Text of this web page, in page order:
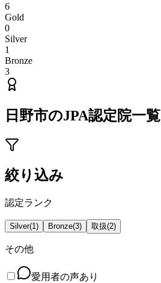
6
Gold
0
Silver
1
Bronze
3
日野市のJPA認定院一覧
絞り込み
認定ランク
Silver(1) Bronze(3) 取扱(2)
その他
愛用者の声あり